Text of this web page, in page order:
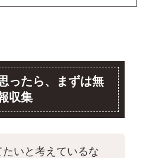
ったら、まずは無
収集
たいと考えているな